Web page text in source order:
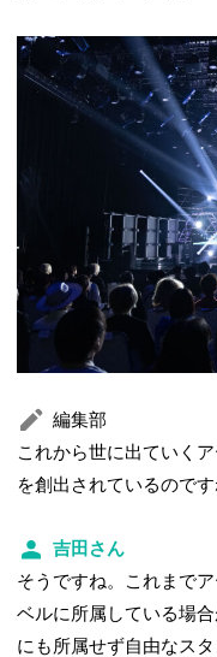
編集部
これから世に出ていく
を創出されているのです
吉田さん
そうですね。これまで
ベルに所属している場
にも所属せず自由なス